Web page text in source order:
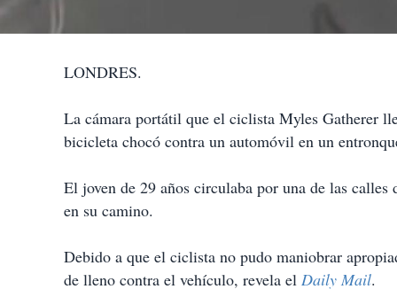
LONDRES.
La cámara portátil que el ciclista Myles Gatherer
bicicleta chocó contra un automóvil en un
El joven de 29 años circulaba por una de las
en su camino.
Debido a que el ciclista no pudo maniobrar
de lleno contra el vehículo, revela el Daily Mail.